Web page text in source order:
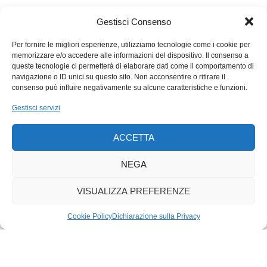
Gestisci Consenso
Per fornire le migliori esperienze, utilizziamo tecnologie come i cookie per
memorizzare e/o accedere alle informazioni del dispositivo. Il consenso a
queste tecnologie ci permetterà di elaborare dati come il comportamento di
navigazione o ID unici su questo sito. Non acconsentire o ritirare il
consenso può influire negativamente su alcune caratteristiche e funzioni.
Gestisci servizi
ACCETTA
NEGA
VISUALIZZA PREFERENZE
Cookie PolicyDichiarazione sulla Privacy
comando di Ntshingwayo kaMahole Khoza si immolarono a
portandosi dietro 2000 feriti e lasciando sul campo 1000 morti.
La vittoria degli Zulu fu solo in qualche modo resa amara dalla
sconfitta, lo stesso giorno, di un altro assalto al contingente
inglese fortificato a Rorke’s Drift. Qui, 150 truppe coloniali
respinsero 4’000 assalitori Zulu. Per quelle ironiche simmetrie
tanto, anche in questo caso gli sconfitti si buttarono allo
sbaraglio senza autorizzazione centrale.Par condicio?